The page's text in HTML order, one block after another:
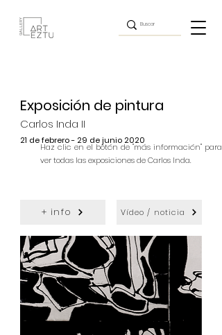
Exposición de pintura
Carlos Inda II
21 de febrero - 29 de junio 2020
Haz clic en el botón de "más información" para
ver todas las exposiciones de Carlos Inda.
+ info Vídeo / noticia